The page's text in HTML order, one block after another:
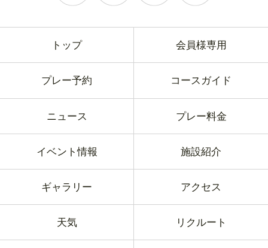
トップ 会員様専用
プレー予約 コースガイド
ニュース プレー料金
イベント情報 施設紹介
ギャラリー アクセス
天気 リクルート